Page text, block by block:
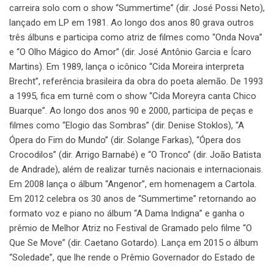
carreira solo com o show “Summertime” (dir. José Possi Neto),
lançado em LP em 1981. Ao longo dos anos 80 grava outros
três álbuns e participa como atriz de filmes como “Onda Nova”
e “O Olho Mágico do Amor” (dir. José Antônio Garcia e Ícaro
Martins). Em 1989, lança o icônico “Cida Moreira interpreta
Brecht”, referência brasileira da obra do poeta alemão. De 1993
a 1995, fica em turnê com o show “Cida Moreyra canta Chico
Buarque”. Ao longo dos anos 90 e 2000, participa de peças e
filmes como “Elogio das Sombras” (dir. Denise Stoklos), “A
Ópera do Fim do Mundo” (dir. Solange Farkas), “Ópera dos
Crocodilos” (dir. Arrigo Barnabé) e “O Tronco” (dir. João Batista
de Andrade), além de realizar turnês nacionais e internacionais.
Em 2008 lança o álbum “Angenor”, em homenagem a Cartola.
Em 2012 celebra os 30 anos de “Summertime” retornando ao
formato voz e piano no álbum “A Dama Indigna” e ganha o
prêmio de Melhor Atriz no Festival de Gramado pelo filme “O
Que Se Move” (dir. Caetano Gotardo). Lança em 2015 o álbum
“Soledade”, que lhe rende o Prêmio Governador do Estado de